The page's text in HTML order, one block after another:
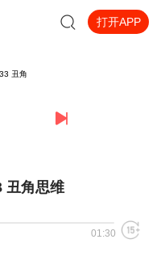
打开APP
丑角思维
01:30